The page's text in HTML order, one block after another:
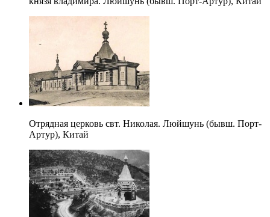
Отрядная церковь свт. Николая. Люйшунь (бывш. Порт-
Артур), Китай